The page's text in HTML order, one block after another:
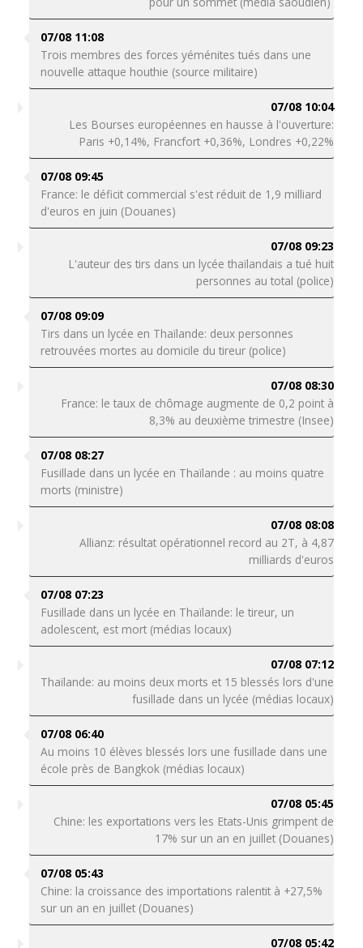
07/08 11:08
Trois membres des forces yéménites tués dans une
nouvelle attaque houthie (source militaire)
07/08 10:04
Les Bourses européennes en hausse à l'ouverture:
Paris +0,14%, Francfort +0,36%, Londres +0,22%
07/08 09:45
France: le déficit commercial s'est réduit de 1,9 milliard
d'euros en juin (Douanes)
07/08 09:23
L'auteur des tirs dans un lycée thaïlandais a tué huit
personnes au total (police)
07/08 09:09
Tirs dans un lycée en Thaïlande: deux personnes
retrouvées mortes au domicile du tireur (police)
07/08 08:30
France: le taux de chômage augmente de 0,2 point à
8,3% au deuxième trimestre (Insee)
07/08 08:27
Fusillade dans un lycée en Thaïlande : au moins quatre
morts (ministre)
07/08 08:08
Allianz: résultat opérationnel record au 2T, à 4,87
milliards d'euros
07/08 07:23
Fusillade dans un lycée en Thaïlande: le tireur, un
adolescent, est mort (médias locaux)
07/08 07:12
Thaïlande: au moins deux morts et 15 blessés lors d'une
fusillade dans un lycée (médias locaux)
07/08 06:40
Au moins 10 élèves blessés lors une fusillade dans une
école près de Bangkok (médias locaux)
07/08 05:45
Chine: les exportations vers les Etats-Unis grimpent de
17% sur un an en juillet (Douanes)
07/08 05:43
Chine: la croissance des importations ralentit à +27,5%
sur un an en juillet (Douanes)
07/08 05:42